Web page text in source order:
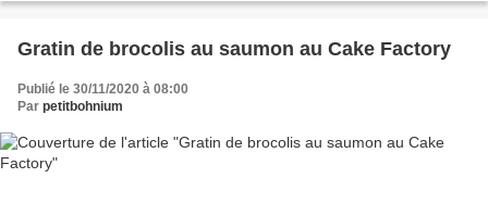
Gratin de brocolis au saumon au Cake Factory
Publié le 30/11/2020 à 08:00
Par petitbohnium